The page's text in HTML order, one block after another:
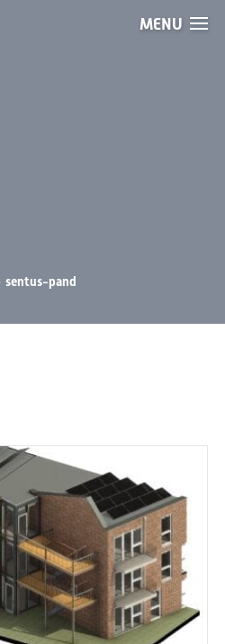
MENU
sentus-pand